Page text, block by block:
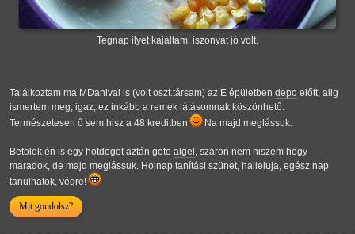
Tegnap ilyet kajáltam, iszonyat jó volt.
Találkoztam ma MDanival is (volt oszt.társam) az E épületben depo előtt, alig
ismertem meg, igaz, ez inkább a remek látásomnak köszönhető.
Természetesen ő sem hisz a 48 kreditben
Na majd meglássuk.
Betolok én is egy hotdogot aztán goto algel , szaron nem hiszem hogy
maradok, de majd meglássuk. Holnap tanítási szünet, halleluja, egész nap
tanulhatok, végre!
Mit gondolsz?